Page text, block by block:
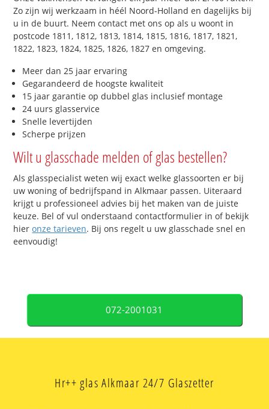
Zo zijn wij werkzaam in héél Noord-Holland en dagelijks bij
u in de buurt. Neem contact met ons op als u woont in
postcode 1811, 1812, 1813, 1814, 1815, 1816, 1817, 1821,
1822, 1823, 1824, 1825, 1826, 1827 en omgeving.
Meer dan 25 jaar ervaring
Gegarandeerd de hoogste kwaliteit
15 jaar garantie op dubbel glas inclusief montage
24 uurs glasservice
Snelle levertijden
Scherpe prijzen
Wilt u glasschade melden of glas bestellen?
Als glasspecialist weten wij exact welke glassoorten er bij
uw woning of bedrijfspand in Alkmaar passen. Uiteraard
krijgt u professioneel advies bij het maken van de juiste
keuze. Bel of vul onderstaand contactformulier in of bekijk
hieronze tarieven. Bij ons regelt u uw glasschade snel en
eenvoudig!
072-2001031
Hr++ glas Alkmaar 24/7 Glaszetter